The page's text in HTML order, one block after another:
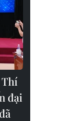
đại